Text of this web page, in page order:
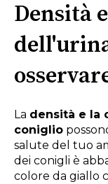
Densità
La densità e la
coniglio
salute del tuo
dei conigli è
colore da giallo